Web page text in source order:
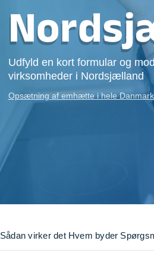
Tømrer
Tunge løft
Underholdning
Se alle...
Udfyld en kort formular og
virksomheder i Nordsjælland
Opsætning af emhætte i hele
Sådan virker det Hvem byder